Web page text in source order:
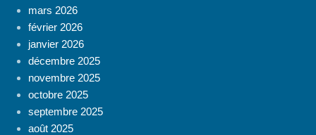
mars 2026
février 2026
janvier 2026
décembre 2025
novembre 2025
octobre 2025
septembre 2025
août 2025